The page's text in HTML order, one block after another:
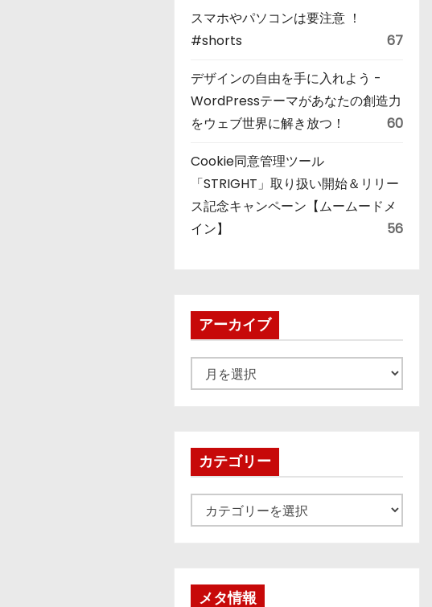
スマホやパソコンは要注意 ！
#shorts
67
デザインの自由を手に入れよう -
WordPressテーマがあなたの創造力
をウェブ世界に解き放つ！
60
Cookie同意管理ツール
「STRIGHT」取り扱い開始＆リリー
ス記念キャンペーン【ムームードメ
イン】
56
アーカイブ
ー
ブカテゴリー
テ
メタ情報